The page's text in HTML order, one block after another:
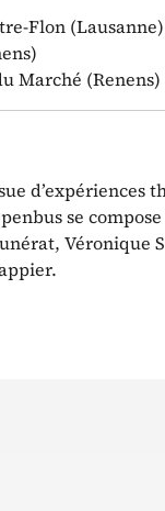
Flon (Lausanne)
Marché (Renens)
d’expériences
se
Véronique